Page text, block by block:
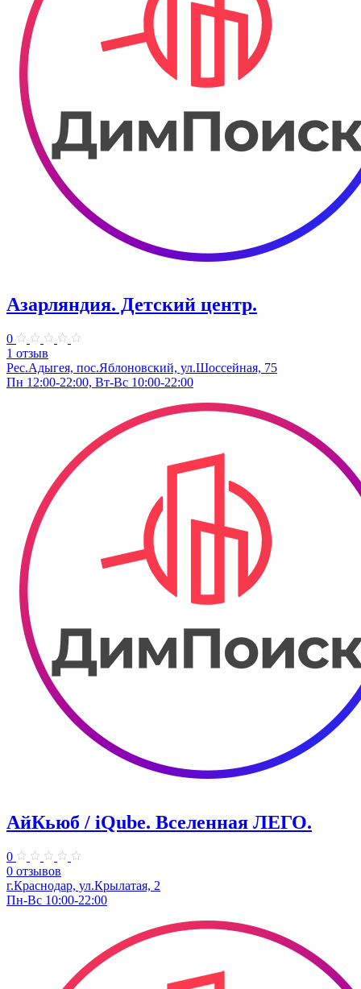
Азарляндия. ​Детский центр.
0
1 отзыв
Рес.Адыгея, пос.Яблоновский, ул.Шоссейная, 75
Пн 12:00-22:00, Вт-Вс 10:00-22:00
АйКьюб / iQube. Вселенная ЛЕГО.
0
0 отзывов
г.Краснодар, ул.Крылатая, 2
Пн-Вс 10:00-22:00